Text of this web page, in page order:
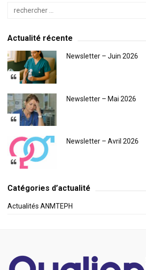
Actualité récente
Newsletter – Juin 2026
Newsletter – Mai 2026
Newsletter – Avril 2026
Catégories d’actualité
Actualités ANMTEPH